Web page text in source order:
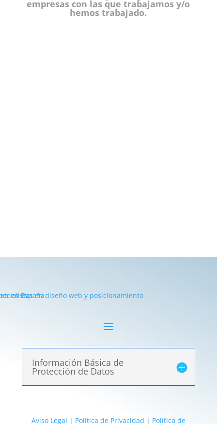
empresas con las que trabajamos y/o
hemos trabajado.
Información Básica de
Protección de Datos
Aviso Legal | Política de Privacidad | Política de